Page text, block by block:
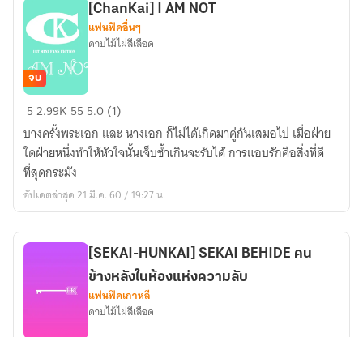
boy:
ความ
รู้สึก
เล็ก
ๆ
ของ
เด็ก
ผู้ชาย
คน
หนึ่ง
[ChanKai]
AM
NOT
จบ
[ChanKai] I AM NOT
แฟนฟิคอื่นๆ
ดาบไม้ไผ่สีเลือด
52.99K 55 5.0 (1)
บางครั้งพระเอก และ นางเอก ก็ไม่ได้เกิดมาคู่กันเสมอไป เมื่อฝ่าย
ใดฝ่ายหนึ่งทำให้หัวใจนั้นเจ็บช้ำเกินจะรับได้ การแอบรักคือสิ่งที่ดี
ที่สุดกระมัง
อัปเดตล่าสุด 21 มี.ค. 60 / 19:27 น.
[SEKAI-HUNKAI] SEKAI BEHIDE คน
ข้างหลังในห้องแห่งความลับ
แฟนฟิคเกาหลี
ดาบไม้ไผ่สีเลือด